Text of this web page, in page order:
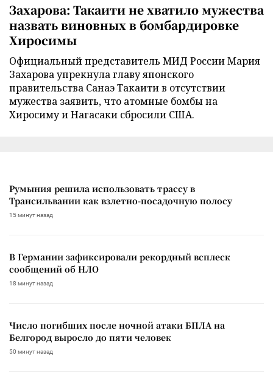
Захарова: Такаити не хватило мужества
назвать виновных в бомбардировке
Хиросимы
Официальный представитель МИД России Мария
Захарова упрекнула главу японского
правительства Санаэ Такаити в отсутствии
мужества заявить, что атомные бомбы на
Хиросиму и Нагасаки сбросили США.
Румыния решила использовать трассу в
Трансильвании как взлетно-посадочную полосу
15 минут назад
В Германии зафиксировали рекордный всплеск
сообщений об НЛО
18 минут назад
Число погибших после ночной атаки БПЛА на
Белгород выросло до пяти человек
50 минут назад